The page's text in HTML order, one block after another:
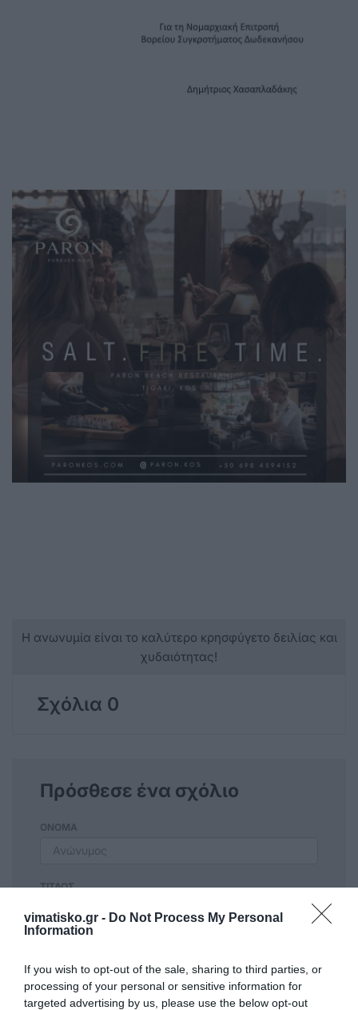
vimatisko.gr - Do Not Process My Personal
Information
If you wish to opt-out of the sale, sharing to third parties, or
processing of your personal or sensitive information for
targeted advertising by us, please use the below opt-out
Η ανωνυμία είναι το καλύτερο κρησφύγετο δειλίας και
χυδαιότητας!
Σχόλια 0
Πρόσθεσε ένα σχόλιο
ΟΝΟΜΑ
ΤΙΤΛΟΣ